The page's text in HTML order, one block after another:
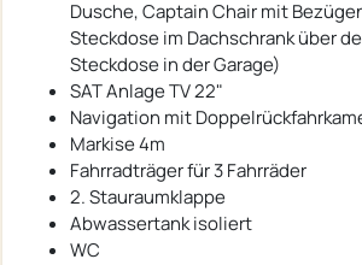
Dusche, Captain Chair mit
Steckdose im Dachschrank über
Steckdose in der Garage)
SAT Anlage TV 22"
Navigation mit
Markise 4m
Fahrradträger für 3 Fahrräder
2. Stauraumklappe
Abwassertank isoliert
WC